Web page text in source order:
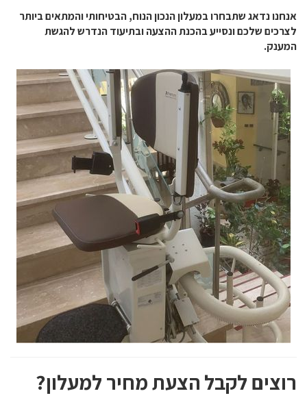
אנחנו נדאג שתבחרו במעלון הנכון הנוח, הבטיחותי והמתאים ביותר
לצרכים שלכם ונסייע בהכנת ההצעה ובתיעוד הנדרש להגשת
המענק.
רוצים לקבל הצעת מחיר למעלון?